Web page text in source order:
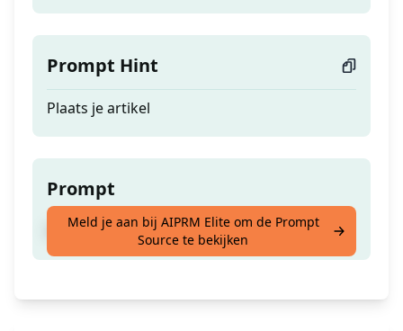
Prompt Hint
Plaats je artikel
Prompt
Controleer je artikel
Meld je aan bij AIPRM Elite om de Prompt
Source te bekijken